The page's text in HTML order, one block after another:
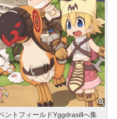
ントフィールドYggdrasillへ集